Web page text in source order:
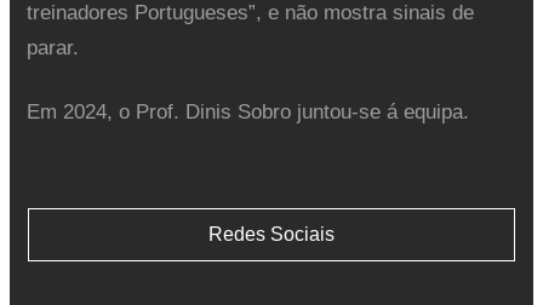
treinadores Portugueses”, e não mostra sinais de
parar.
Em 2024, o Prof. Dinis Sobro juntou-se á equipa.
Redes Sociais